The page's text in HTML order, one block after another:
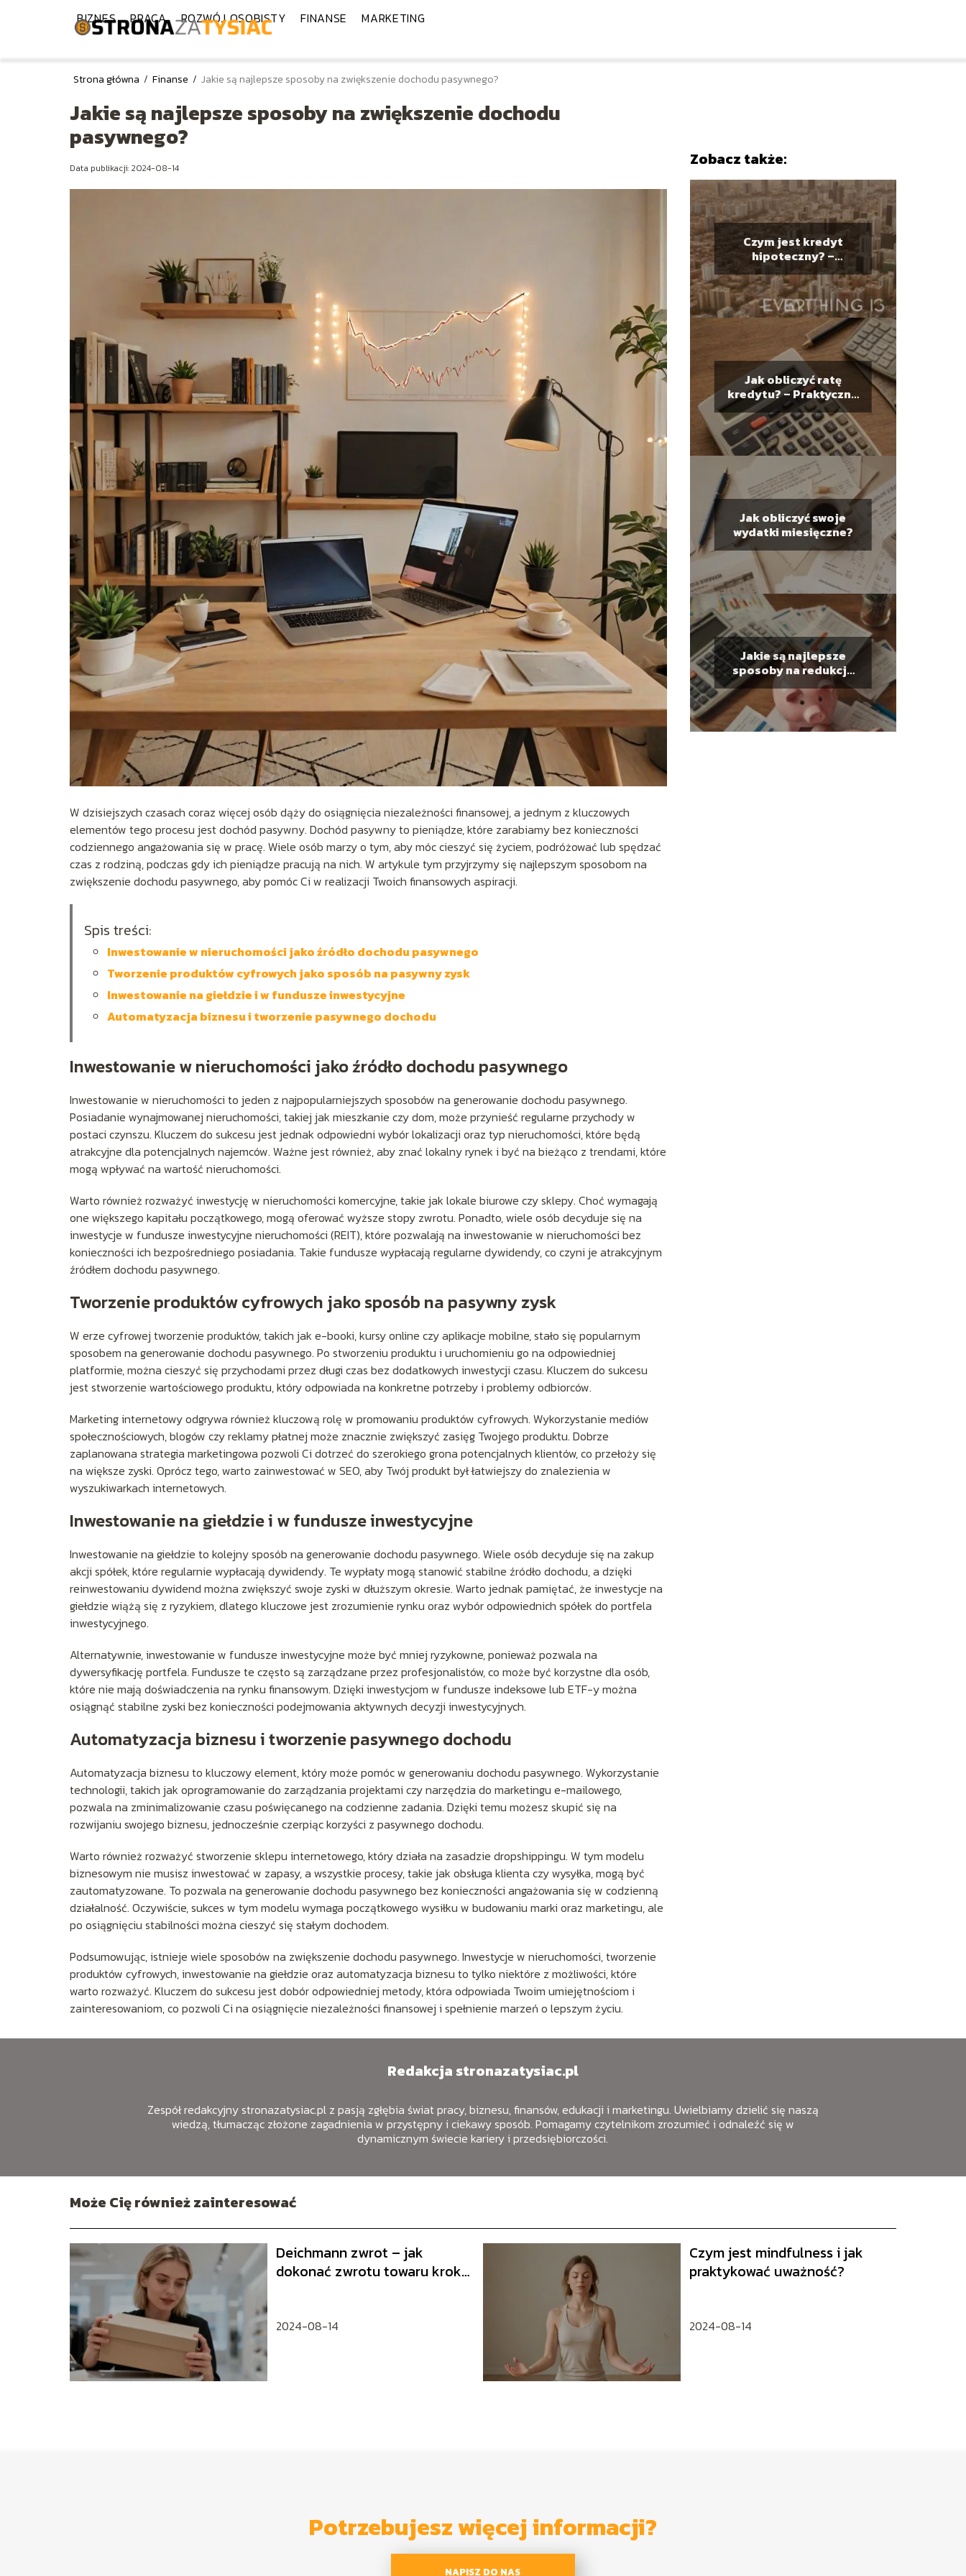
BIZNES PRACA ROZWÓJ OSOBISTY FINANSE MARKETING
Strona główna / Finanse / Jakie są najlepsze sposoby na zwiększenie dochodu pasywnego?
Jakie są najlepsze sposoby na zwiększenie dochodu
pasywnego?
Data publikacji: 2024-08-14
W dzisiejszych czasach coraz więcej osób dąży do osiągnięcia niezależności finansowej, a jednym z kluczowych
elementów tego procesu jest dochód pasywny. Dochód pasywny to pieniądze, które zarabiamy bez konieczności
codziennego angażowania się w pracę. Wiele osób marzy o tym, aby móc cieszyć się życiem, podróżować lub spędzać
czas z rodziną, podczas gdy ich pieniądze pracują na nich. W artykule tym przyjrzymy się najlepszym sposobom na
zwiększenie dochodu pasywnego, aby pomóc Ci w realizacji Twoich finansowych aspiracji.
Spis treści:
Inwestowanie w nieruchomości jako źródło dochodu pasywnego
Tworzenie produktów cyfrowych jako sposób na pasywny zysk
Inwestowanie na giełdzie i w fundusze inwestycyjne
Automatyzacja biznesu i tworzenie pasywnego dochodu
Inwestowanie w nieruchomości jako źródło dochodu pasywnego
Inwestowanie w nieruchomości to jeden z najpopularniejszych sposobów na generowanie dochodu pasywnego.
Posiadanie wynajmowanej nieruchomości, takiej jak mieszkanie czy dom, może przynieść regularne przychody w
postaci czynszu. Kluczem do sukcesu jest jednak odpowiedni wybór lokalizacji oraz typ nieruchomości, które będą
atrakcyjne dla potencjalnych najemców. Ważne jest również, aby znać lokalny rynek i być na bieżąco z trendami, które
mogą wpływać na wartość nieruchomości.
Warto również rozważyć inwestycję w nieruchomości komercyjne, takie jak lokale biurowe czy sklepy. Choć wymagają
one większego kapitału początkowego, mogą oferować wyższe stopy zwrotu. Ponadto, wiele osób decyduje się na
inwestycje w fundusze inwestycyjne nieruchomości (REIT), które pozwalają na inwestowanie w nieruchomości bez
konieczności ich bezpośredniego posiadania. Takie fundusze wypłacają regularne dywidendy, co czyni je atrakcyjnym
źródłem dochodu pasywnego.
Tworzenie produktów cyfrowych jako sposób na pasywny zysk
W erze cyfrowej tworzenie produktów, takich jak e-booki, kursy online czy aplikacje mobilne, stało się popularnym
sposobem na generowanie dochodu pasywnego. Po stworzeniu produktu i uruchomieniu go na odpowiedniej
platformie, można cieszyć się przychodami przez długi czas bez dodatkowych inwestycji czasu. Kluczem do sukcesu
jest stworzenie wartościowego produktu, który odpowiada na konkretne potrzeby i problemy odbiorców.
Marketing internetowy odgrywa również kluczową rolę w promowaniu produktów cyfrowych. Wykorzystanie mediów
społecznościowych, blogów czy reklamy płatnej może znacznie zwiększyć zasięg Twojego produktu. Dobrze
zaplanowana strategia marketingowa pozwoli Ci dotrzeć do szerokiego grona potencjalnych klientów, co przełoży się
na większe zyski. Oprócz tego, warto zainwestować w SEO, aby Twój produkt był łatwiejszy do znalezienia w
wyszukiwarkach internetowych.
Inwestowanie na giełdzie i w fundusze inwestycyjne
Inwestowanie na giełdzie to kolejny sposób na generowanie dochodu pasywnego. Wiele osób decyduje się na zakup
akcji spółek, które regularnie wypłacają dywidendy. Te wypłaty mogą stanowić stabilne źródło dochodu, a dzięki
reinwestowaniu dywidend można zwiększyć swoje zyski w dłuższym okresie. Warto jednak pamiętać, że inwestycje na
giełdzie wiążą się z ryzykiem, dlatego kluczowe jest zrozumienie rynku oraz wybór odpowiednich spółek do portfela
inwestycyjnego.
Alternatywnie, inwestowanie w fundusze inwestycyjne może być mniej ryzykowne, ponieważ pozwala na
dywersyfikację portfela. Fundusze te często są zarządzane przez profesjonalistów, co może być korzystne dla osób,
które nie mają doświadczenia na rynku finansowym. Dzięki inwestycjom w fundusze indeksowe lub ETF-y można
osiągnąć stabilne zyski bez konieczności podejmowania aktywnych decyzji inwestycyjnych.
Automatyzacja biznesu i tworzenie pasywnego dochodu
Automatyzacja biznesu to kluczowy element, który może pomóc w generowaniu dochodu pasywnego. Wykorzystanie
technologii, takich jak oprogramowanie do zarządzania projektami czy narzędzia do marketingu e-mailowego,
pozwala na zminimalizowanie czasu poświęcanego na codzienne zadania. Dzięki temu możesz skupić się na
rozwijaniu swojego biznesu, jednocześnie czerpiąc korzyści z pasywnego dochodu.
Warto również rozważyć stworzenie sklepu internetowego, który działa na zasadzie dropshippingu. W tym modelu
biznesowym nie musisz inwestować w zapasy, a wszystkie procesy, takie jak obsługa klienta czy wysyłka, mogą być
zautomatyzowane. To pozwala na generowanie dochodu pasywnego bez konieczności angażowania się w codzienną
działalność. Oczywiście, sukces w tym modelu wymaga początkowego wysiłku w budowaniu marki oraz marketingu, ale
po osiągnięciu stabilności można cieszyć się stałym dochodem.
Podsumowując, istnieje wiele sposobów na zwiększenie dochodu pasywnego. Inwestycje w nieruchomości, tworzenie
produktów cyfrowych, inwestowanie na giełdzie oraz automatyzacja biznesu to tylko niektóre z możliwości, które
warto rozważyć. Kluczem do sukcesu jest dobór odpowiedniej metody, która odpowiada Twoim umiejętnościom i
zainteresowaniom, co pozwoli Ci na osiągnięcie niezależności finansowej i spełnienie marzeń o lepszym życiu.
Zobacz także:
Czym jest kredyt
hipoteczny? –
Wszystko, co musisz
wiedzieć przed
zakupem mieszkania
Jak obliczyć ratę
kredytu? – Praktyczne
narzędzie do
planowania finansów
Jak obliczyć swoje
wydatki miesięczne?
Jakie są najlepsze
sposoby na redukcję
długów?
Redakcja stronazatysiac.pl
Zespół redakcyjny stronazatysiac.pl z pasją zgłębia świat pracy, biznesu, finansów, edukacji i marketingu. Uwielbiamy dzielić się naszą
wiedzą, tłumacząc złożone zagadnienia w przystępny i ciekawy sposób. Pomagamy czytelnikom zrozumieć i odnaleźć się w
dynamicznym świecie kariery i przedsiębiorczości.
Może Cię również zainteresować
Deichmann zwrot – jak
dokonać zwrotu towaru krok
2024-08-14
Czym jest mindfulness i jak
praktykować uważność?
2024-08-14
Potrzebujesz więcej informacji?
NAPISZ DO NAS